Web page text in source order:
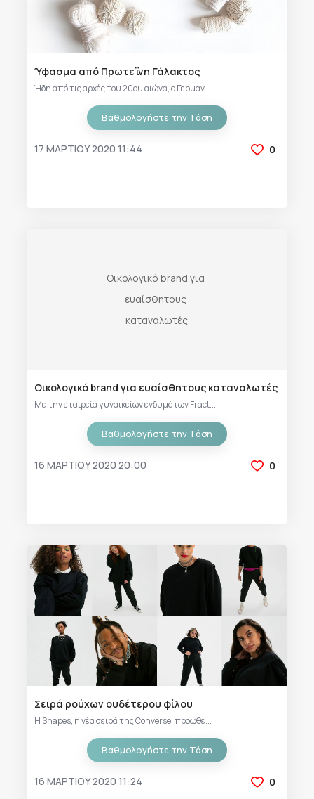
Ύφασμα από Πρωτεΐνη Γάλακτος
Ήδη από τις αρχές του 20ου αιώνα, ο Γερμαν...
Βαθμολογήστε την Τάση
17 ΜΑΡΤΊΟΥ 2020 11:44 0
Οικολογικό brand για ευαίσθητους καταναλωτές
Με την εταιρεία γυναικείων ενδυμάτων Fract...
Βαθμολογήστε την Τάση
16 ΜΑΡΤΊΟΥ 2020 20:00 0
Σειρά ρούχων ουδέτερου φίλου
Η Shapes, η νέα σειρά της Converse, προωθε...
Βαθμολογήστε την Τάση
16 ΜΑΡΤΊΟΥ 2020 11:24 0